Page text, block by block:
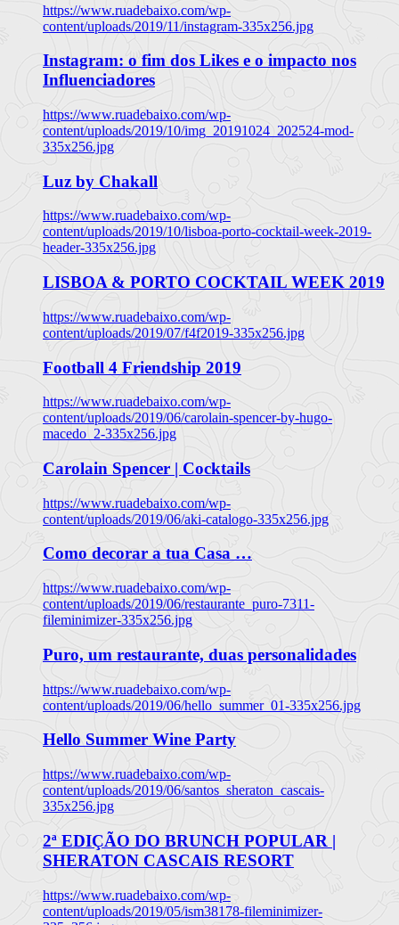
https://www.ruadebaixo.com/wp-
content/uploads/2019/11/instagram-335x256.jpg
Instagram: o fim dos Likes e o impacto nos
Influenciadores
https://www.ruadebaixo.com/wp-
content/uploads/2019/10/img_20191024_202524-mod-
335x256.jpg
Luz by Chakall
https://www.ruadebaixo.com/wp-
content/uploads/2019/10/lisboa-porto-cocktail-week-2019-
header-335x256.jpg
LISBOA & PORTO COCKTAIL WEEK 2019
https://www.ruadebaixo.com/wp-
content/uploads/2019/07/f4f2019-335x256.jpg
Football 4 Friendship 2019
https://www.ruadebaixo.com/wp-
content/uploads/2019/06/carolain-spencer-by-hugo-
macedo_2-335x256.jpg
Carolain Spencer | Cocktails
https://www.ruadebaixo.com/wp-
content/uploads/2019/06/aki-catalogo-335x256.jpg
Como decorar a tua Casa …
https://www.ruadebaixo.com/wp-
content/uploads/2019/06/restaurante_puro-7311-
fileminimizer-335x256.jpg
Puro, um restaurante, duas personalidades
https://www.ruadebaixo.com/wp-
content/uploads/2019/06/hello_summer_01-335x256.jpg
Hello Summer Wine Party
https://www.ruadebaixo.com/wp-
content/uploads/2019/06/santos_sheraton_cascais-
335x256.jpg
2ª EDIÇÃO DO BRUNCH POPULAR |
SHERATON CASCAIS RESORT
https://www.ruadebaixo.com/wp-
content/uploads/2019/05/ism38178-fileminimizer-